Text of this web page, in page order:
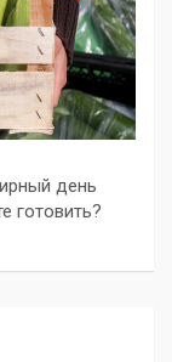
день
готовить?